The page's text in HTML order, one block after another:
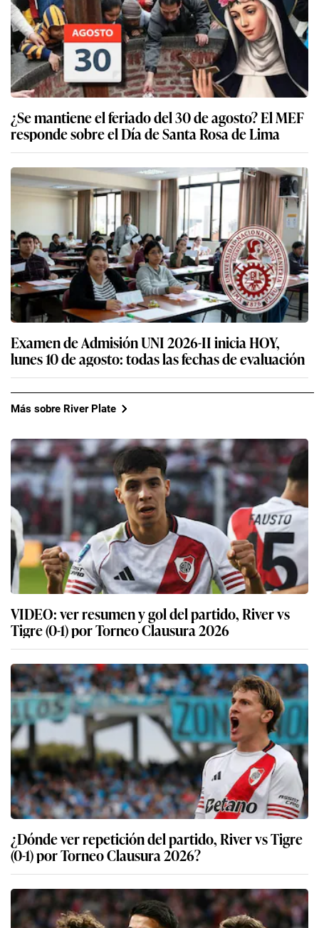
¿Se mantiene el feriado del 30 de agosto? El MEF
responde sobre el Día de Santa Rosa de Lima
Examen de Admisión UNI 2026-II inicia HOY,
lunes 10 de agosto: todas las fechas de evaluación
Más sobre River Plate
VIDEO: ver resumen y gol del partido, River vs
Tigre (0-1) por Torneo Clausura 2026
¿Dónde ver repetición del partido, River vs Tigre
(0-1) por Torneo Clausura 2026?